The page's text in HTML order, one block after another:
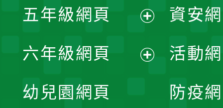
單
選
單
開
選
五年級網頁
開
六年級網頁
幼兒園網頁
資安
活動
防疫